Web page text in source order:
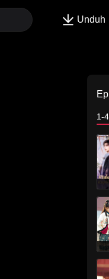
Unduh
1-